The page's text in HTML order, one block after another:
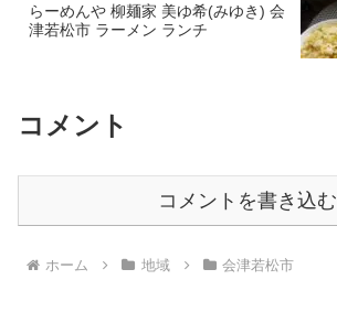
らーめんや 柳麺家 美ゆ希(みゆき) 会
津若松市 ラーメン ランチ
コメント
コメントを書き込む
ホーム 地域 会津若松市